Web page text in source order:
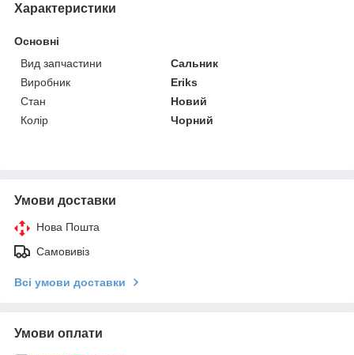
Характеристики
Основні
Вид запчастини
Сальник
Виробник
Eriks
Стан
Новий
Колір
Чорний
Умови доставки
Нова Пошта
Самовивіз
Всі умови доставки
Умови оплати